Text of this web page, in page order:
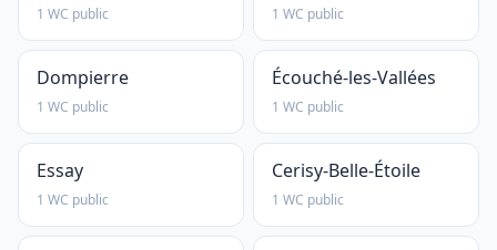
1 WC public 1 WC public
Dompierre
1 WC public
Écouché-les-Vallées
1 WC public
Essay
1 WC public
Cerisy-Belle-Étoile
1 WC public